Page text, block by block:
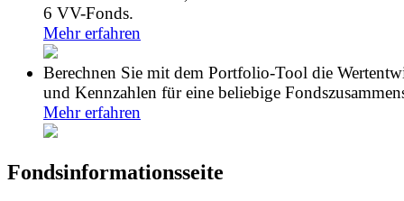
6 VV-Fonds.
Mehr erfahren
Berechnen Sie mit dem Portfolio-Tool die
und Kennzahlen für eine beliebige
Mehr erfahren
Fondsinformationsseite